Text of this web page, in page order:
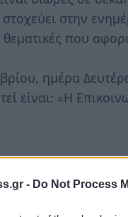
- Do Not Process
στην
που
ημέρα
είναι: «Η
ομάδα